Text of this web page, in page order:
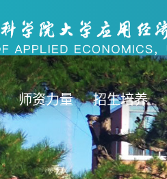
师资力量 招生培养